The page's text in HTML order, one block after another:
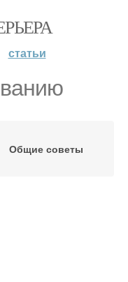
статьи
Общие советы